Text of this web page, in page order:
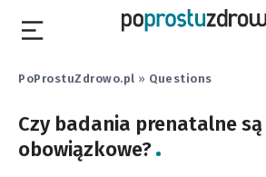
PoProstuZdrowo.pl » Questions
Czy badania prenatalne są
obowiązkowe?